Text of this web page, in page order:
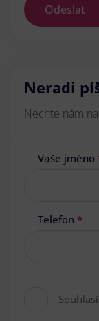
Odeslat
Neradi
Nechte nám
Vaše jméno
Telefon *